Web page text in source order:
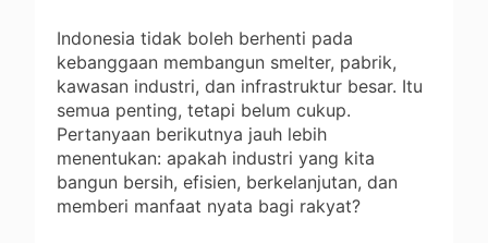
Indonesia tidak boleh berhenti pada
kebanggaan membangun smelter, pabrik,
kawasan industri, dan infrastruktur besar. Itu
semua penting, tetapi belum cukup.
Pertanyaan berikutnya jauh lebih
menentukan: apakah industri yang kita
bangun bersih, efisien, berkelanjutan, dan
memberi manfaat nyata bagi rakyat?